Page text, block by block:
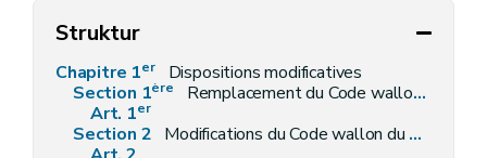
Struktur
Chapitre 1er
Dispositions modificatives
Section 1ère
Remplacement du Code wallon du Patrimoine - partie réglementaire
Art. 1er
Section 2 Modifications du Code wallon du Développement territorial - partie réglementaire